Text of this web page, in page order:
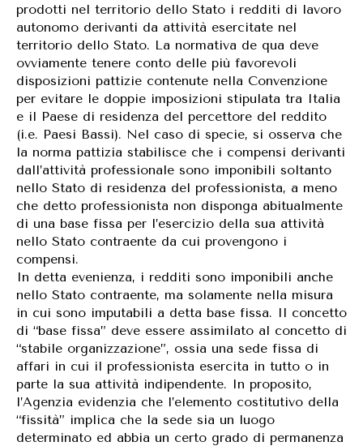
prodotti nel territorio dello Stato i redditi di lavoro
autonomo derivanti da attività esercitate nel
territorio dello Stato. La normativa de qua deve
ovviamente tenere conto delle più favorevoli
disposizioni pattizie contenute nella Convenzione
per evitare le doppie imposizioni stipulata tra Italia
e il Paese di residenza del percettore del reddito
(i.e. Paesi Bassi). Nel caso di specie, si osserva che
la norma pattizia stabilisce che i compensi derivanti
dall’attività professionale sono imponibili soltanto
nello Stato di residenza del professionista, a meno
che detto professionista non disponga abitualmente
di una base fissa per l’esercizio della sua attività
nello Stato contraente da cui provengono i
compensi.
In detta evenienza, i redditi sono imponibili anche
nello Stato contraente, ma solamente nella misura
in cui sono imputabili a detta base fissa. Il concetto
di “base fissa” deve essere assimilato al concetto di
“stabile organizzazione”, ossia una sede fissa di
affari in cui il professionista esercita in tutto o in
parte la sua attività indipendente. In proposito,
l’Agenzia evidenzia che l’elemento costitutivo della
“fissità” implica che la sede sia un luogo
determinato ed abbia un certo grado di permanenza